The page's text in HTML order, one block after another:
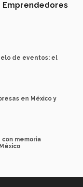
Emprendedores
de eventos: el
en México y
con memoria